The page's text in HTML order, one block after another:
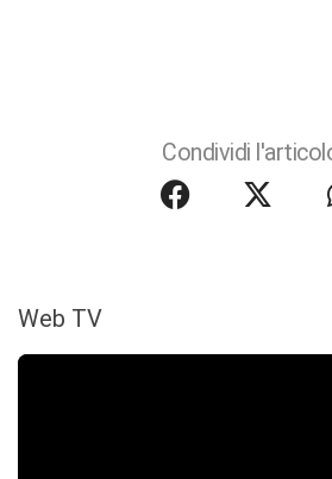
Condividi
Web TV